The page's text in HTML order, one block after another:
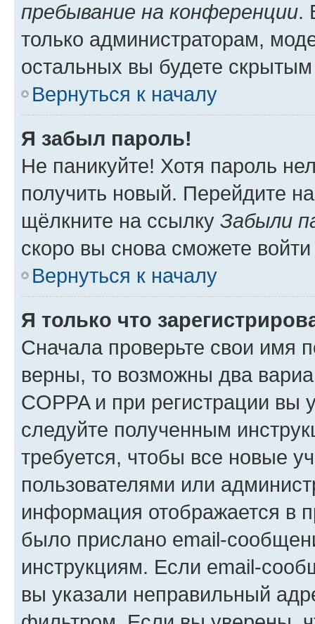
пребывание на конференции.
только администраторам,
остальных вы будете
Вернуться к началу
Я забыл пароль!
Не паникуйте! Хотя пароль
получить новый. Перейдите
щёлкните на ссылку Забыли
скоро вы снова сможете
Вернуться к началу
Я только что
Сначала проверьте свои имя
верны, то возможны два
COPPA и при регистрации вы
следуйте полученным
требуется, чтобы все новые
пользователями или
информация отображается в
было прислано email-
инструкциям. Если email-
вы указали неправильный